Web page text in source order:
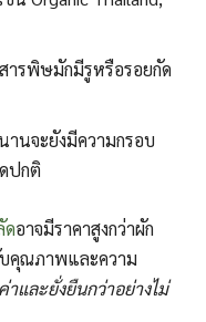
รพิษมักมีรูหรือรอยกัด
านจะยังมีความกรอบ
ปกติ
ดอาจมีราคาสูงกว่าผัก
คุณภาพและความ
าและยั่งยืนกว่าอย่างไม่